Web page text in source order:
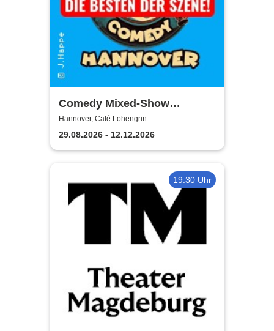
Comedy Mixed-Show
Hannover / STEH AUF
COMEDY
Hannover, Café Lohengrin
29.08.2026 - 12.12.2026
19:30 Uhr